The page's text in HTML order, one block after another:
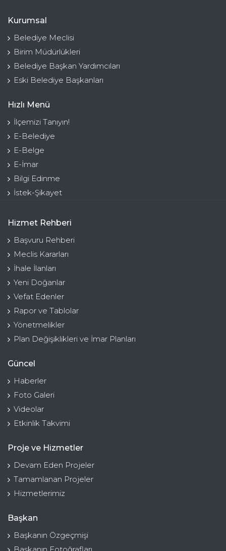
Kurumsal
Belediye Meclisi
Birim Müdürlükleri
Belediye Başkan Yardımcıları
Eski Belediye Başkanları
Hızlı Menü
İlçemizi Tanıyın!
E-Belediye
E-Belge
E-İmar
Bilgi Edinme
İstek-Şikayet
Hizmet Rehberi
Başvuru Rehberi
Meclis Kararları
İhale İlanları
Yeni Doğanlar
Vefat Edenler
Rapor ve Tablolar
Yönetmelikler
Plan Değişiklikleri ve İmar Planları
Güncel
Haberler
Foto Galeri
Videolar
Etkinlik Takvimi
Proje ve Hizmetler
Devam Eden Projeler
Tamamlanan Projeler
Hizmetlerimiz
Başkan
Başkanın Özgeçmişi